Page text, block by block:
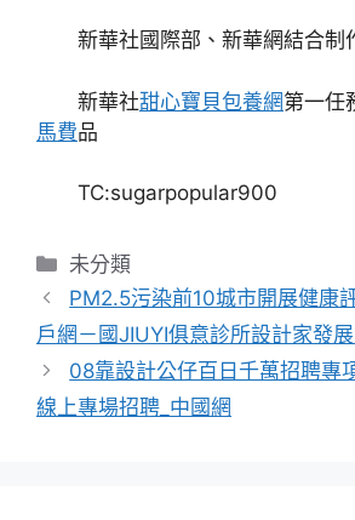
新華社國際部、新華網結合制
新華社甜心寶貝包養網第一任
馬費品
TC:sugarpopular900
分
類
未分類
PM2.5污染前10城市開展健康
戶網－國JIUYI俱意診所設計家發
08靠設計公仔百日千萬招聘專
線上專場招聘_中國網